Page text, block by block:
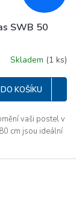
SWB 50
Skladem (1 ks)
DO KOŠÍKU
vaši postel v
cm jsou ideální